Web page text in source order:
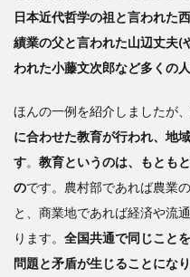
日本近代哲学の祖と言われた
績業の父と言われた山辺丈夫(
われた小藤文次郎など多くの
ほんの一例を紹介しましたが、
に合わせた教育が行われ、地
す。 教育というのは、もとも
のです。農村部であれば農業
と、商業地であれば経済や流
ります。 全国共通で同じこと
問題と矛盾が生じることになり